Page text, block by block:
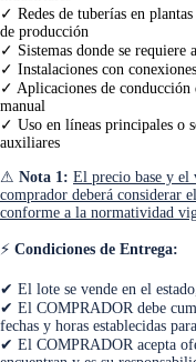
✓ Redes de tuberías en
de producción
✓ Sistemas donde se requiere
✓ Instalaciones con
✓ Aplicaciones de conducción
manual
✓ Uso en líneas principales o
auxiliares
⚠ Nota 1: El precio base y
comprador deberá considerar
conforme a la normatividad
⚡ Condiciones de Entrega:
✔ El lote se vende en el
✔ El COMPRADOR debe
fechas y horas establecidas
✔ El COMPRADOR acepta